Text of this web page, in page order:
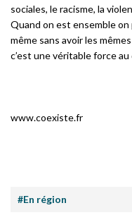
sociales, le racisme, la
Quand on est ensemble
même sans avoir les
c’est une véritable force
www.coexiste.fr
#En région